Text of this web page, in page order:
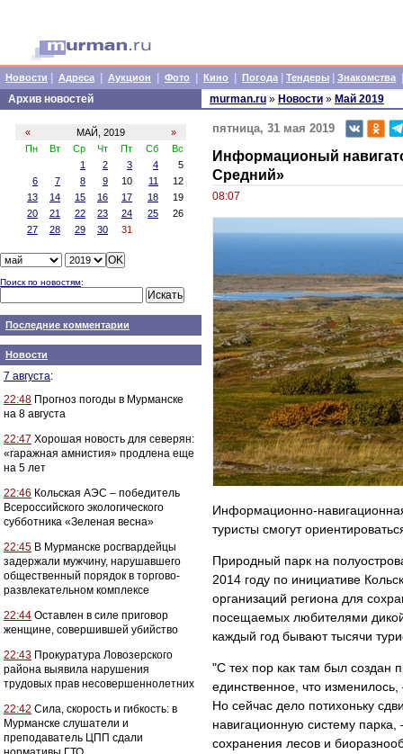
Новости Адреса Аукцион Фото Кино Погода Тендеры Знакомства
Архив новостей
« МАЙ, 2019
»
Пн
Вт Ср Чт Пт Сб
Вс
1
2 3 4
5
6
7 8 9 10 11
12
13
14 15 16 17 18
19
20
21 22 23 24 25
26
27
28 29 30 31
Поиск по новостям:
Последние комментарии
Новости
7 августа:
22:48 Прогноз погоды в Мурманске
на 8 августа
22:47 Хорошая новость для северян:
«гаражная амнистия» продлена еще
на 5 лет
22:46 Кольская АЭС – победитель
Всероссийского экологического
субботника «Зеленая весна»
22:45 В Мурманске росгвардейцы
задержали мужчину, нарушавшего
общественный порядок в торгово-
развлекательном комплексе
22:44 Оставлен в силе приговор
женщине, совершившей убийство
22:43 Прокуратура Ловозерского
района выявила нарушения
трудовых прав несовершеннолетних
22:42 Сила, скорость и гибкость: в
Мурманске слушатели и
преподаватель ЦПП сдали
murman.ru » Новости » Май 2019
пятница, 31 мая 2019
Информационый
Средний»
08:07
Информационно-
туристы смогут
Природный парк на
2014 году по инициативе
организаций региона для
посещаемых любителями
каждый год бывают тысячи
"С тех пор как там был создан
единственное, что
Но сейчас дело потихоньку
навигационную систему
сохранения лесов и